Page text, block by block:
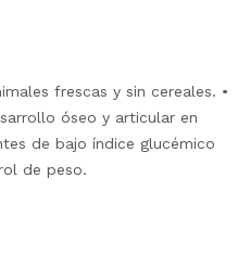
frescas y sin cereales. •
óseo y articular en
de bajo índice glucémico
de peso.